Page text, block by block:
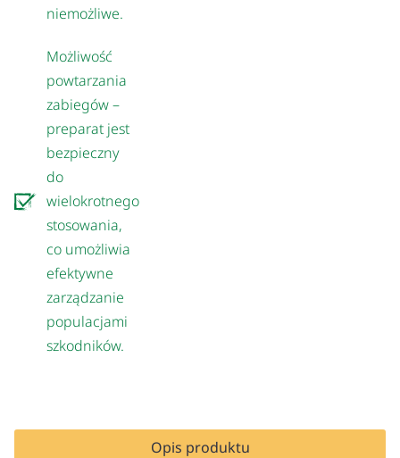
niemożliwe.
Możliwość
powtarzania
zabiegów –
preparat jest
bezpieczny
do
wielokrotnego
stosowania,
co umożliwia
efektywne
zarządzanie
populacjami
szkodników.
Opis produktu